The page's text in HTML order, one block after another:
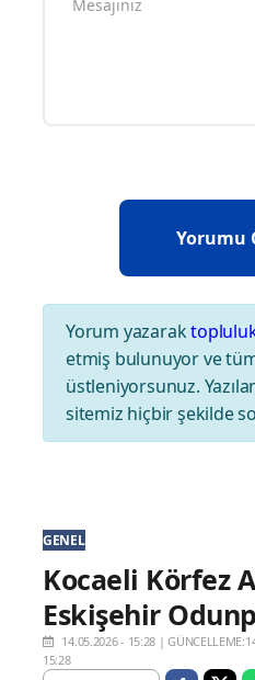
Yorum yazaraktopluluk
etmiş bulunuyor ve
üstleniyorsunuz.
sitemiz hiçbir şekilde
GENEL
Kocaeli Körfez
Eskişehir
14.05.2026 - 15:28 |
15:28